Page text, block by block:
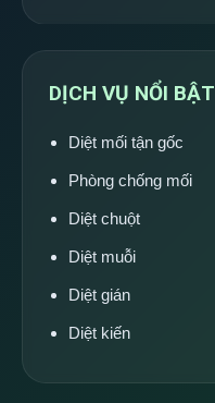
DỊCH VỤ NỔI BẬT
Diệt mối tận gốc
Phòng chống mối
Diệt chuột
Diệt muỗi
Diệt gián
Diệt kiến